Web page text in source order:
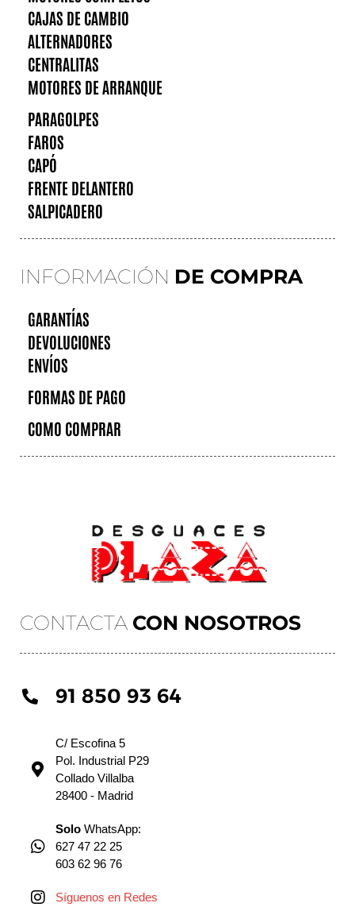
CONTACTA CON NOSOTROS
91 850 93 64
C/ Escofina 5
Pol. Industrial P29
Collado Villalba
28400 - Madrid
Solo WhatsApp:
627 47 22 25
603 62 96 76
Síguenos en Redes
CAJAS DE CAMBIO
ALTERNADORES
CENTRALITAS
MOTORES DE ARRANQUE
PARAGOLPES
FAROS
CAPÓ
FRENTE DELANTERO
SALPICADERO
INFORMACIÓN DE COMPRA
GARANTÍAS
DEVOLUCIONES
ENVÍOS
FORMAS DE PAGO
COMO COMPRAR